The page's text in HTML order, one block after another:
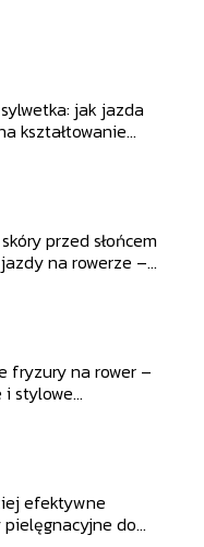
jak jazda
kształtowanie
przed słońcem
na rowerze –
fryzury na rower –
i stylowe
efektywne
do